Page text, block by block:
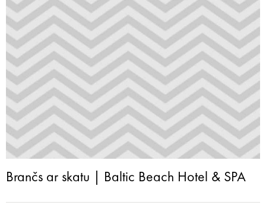
Brančs ar skatu | Baltic Beach Hotel & SPA